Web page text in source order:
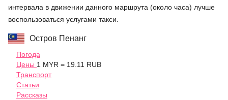
интервала в движении данного маршрута (около часа) лучше
воспользоваться услугами такси.
Остров Пенанг
Погода
Цены 1 MYR = 19.11 RUB
Транспорт
Статьи
Рассказы